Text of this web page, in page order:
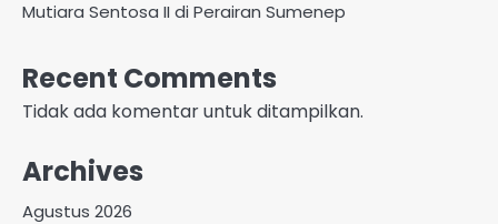
Mutiara Sentosa II di Perairan Sumenep
Recent Comments
Tidak ada komentar untuk ditampilkan.
Archives
Agustus 2026